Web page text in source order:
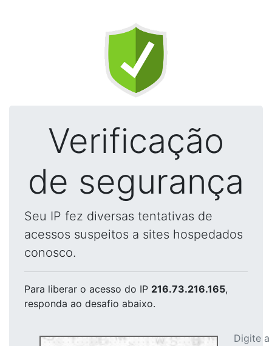
Verificação
de segurança
Seu IP fez diversas tentativas de
acessos suspeitos a sites hospedados
conosco.
Para liberar o acesso do IP 216.73.216.165,
responda ao desafio abaixo.
Digite